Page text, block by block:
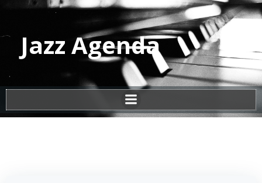
Vai
al
contenuto
Jazz Agenda